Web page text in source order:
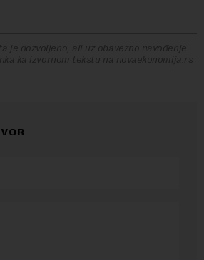
je dozvoljeno, ali uz obavezno navođenje
ka izvornom tekstu na novaekonomija.rs